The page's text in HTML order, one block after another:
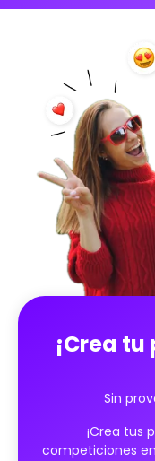
desarrollar su red. Pero eso no es todo. Porque
conseguir una
cómo te
fluidez verbal y a
simulaciones,
clásicas, manejo
para progresar de
todos los
etapa a menudo
dinámica,
participantes
confianza y se
utilizables en sus
pasar de 'estoy
¡Crea
Sin
¡Crea tus
competiciones